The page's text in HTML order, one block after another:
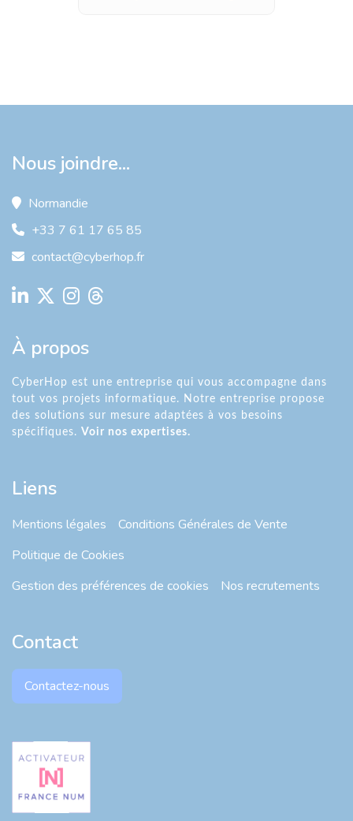
Nous joindre...
Normandie
+33 7 61 17 65 85
contact@cyberhop.fr
À propos
CyberHop est une entreprise qui vous accompagne dans
tout vos projets informatique. Notre entreprise propose
des solutions sur mesure adaptées à vos besoins
spécifiques. Voir nos expertises.
Liens
Mentions légales
Conditions Générales de Vente
Politique de Cookies
Gestion des préférences de cookies
Nos recrutements
Contact
Contactez-nous